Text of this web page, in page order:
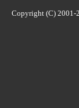
Copyright (C) 2001-